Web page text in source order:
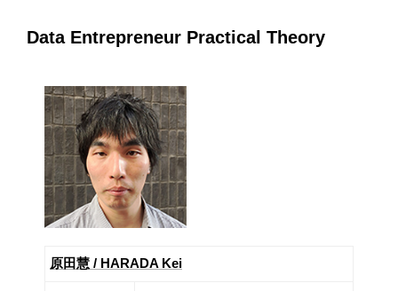
Data Entrepreneur Practical Theory
原田慧 / HARADA Kei